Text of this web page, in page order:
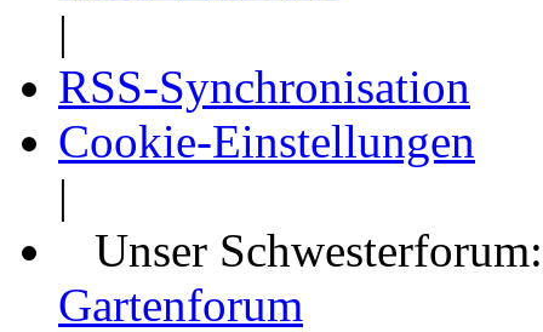
|
RSS-Synchronisation
Cookie-Einstellungen
|
Unser
Gartenforum